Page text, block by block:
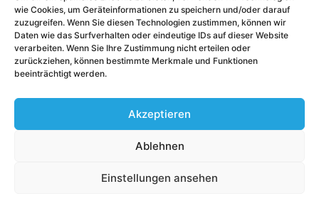
wie Cookies, um Geräteinformationen zu speichern und/oder darauf
zuzugreifen. Wenn Sie diesen Technologien zustimmen, können wir
Daten wie das Surfverhalten oder eindeutige IDs auf dieser Website
verarbeiten. Wenn Sie Ihre Zustimmung nicht erteilen oder
zurückziehen, können bestimmte Merkmale und Funktionen
beeinträchtigt werden.
Akzeptieren
Ablehnen
Einstellungen ansehen
© 2026 Telecomputer GmbH Impressum